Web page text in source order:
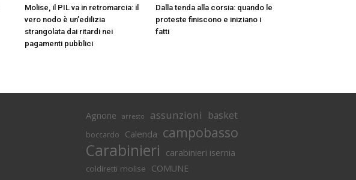
Molise, il PIL va in retromarcia: il
vero nodo è un’edilizia
strangolata dai ritardi nei
pagamenti pubblici
Dalla tenda alla corsia: quando le
proteste finiscono e iniziano i
fatti
Agnone arresto assunzioni basket
boccardo Calenda campobasso
Carabinieri carabinieri isernia
coldiretti molise COMUNE